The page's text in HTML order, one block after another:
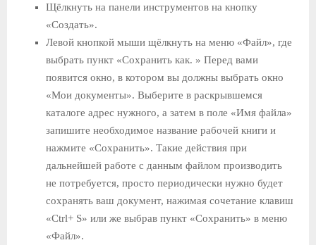
Щёлкнуть на панели инструментов на кнопку
«Создать».
Левой кнопкой мыши щёлкнуть на меню «Файл», где
выбрать пункт «Сохранить как. » Перед вами
появится окно, в котором вы должны выбрать окно
«Мои документы». Выберите в раскрывшемся
каталоге адрес нужного, а затем в поле «Имя файла»
запишите необходимое название рабочей книги и
нажмите «Сохранить». Такие действия при
дальнейшей работе с данным файлом производить
не потребуется, просто периодически нужно будет
сохранять ваш документ, нажимая сочетание клавиш
«Ctrl+ S» или же выбрав пункт «Сохранить» в меню
«Файл».